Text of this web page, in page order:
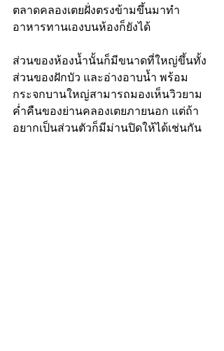
ตลาดคลองเตยฝั่งตรงข้ามขึ้นมาทำ
อาหารทานเองบนห้องก็ยังได้
ส่วนของห้องน้ำนั้นก็มีขนาดที่ใหญ่ขึ้นทั้ง
ส่วนของฝักบัว และอ่างอาบน้ำ พร้อม
กระจกบานใหญ่สามารถมองเห็นวิวยาม
ค่ำคืนของย่านคลองเตยภายนอก แต่ถ้า
อยากเป็นส่วนตัวก็มีม่านปิดให้ได้เช่นกัน